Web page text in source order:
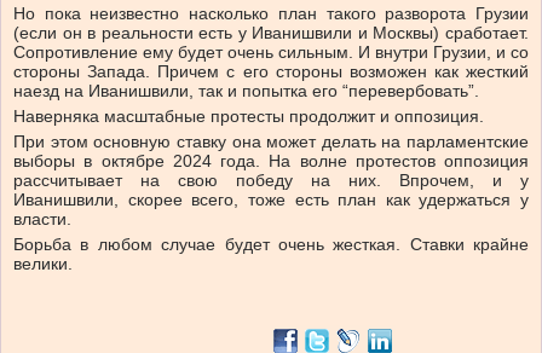
Но пока неизвестно насколько план такого разворота Грузии
(если он в реальности есть у Иванишвили и Москвы) сработает.
Сопротивление ему будет очень сильным. И внутри Грузии, и со
стороны Запада. Причем с его стороны возможен как жесткий
наезд на Иванишвили, так и попытка его “перевербовать”.
Наверняка масштабные протесты продолжит и оппозиция.
При этом основную ставку она может делать на парламентские
выборы в октябре 2024 года. На волне протестов оппозиция
рассчитывает на свою победу на них. Впрочем, и у
Иванишвили, скорее всего, тоже есть план как удержаться у
власти.
Борьба в любом случае будет очень жесткая. Ставки крайне
велики.